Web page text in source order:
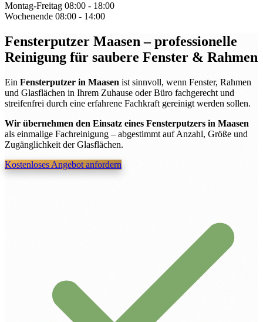
Montag-Freitag 08:00 - 18:00
Wochenende 08:00 - 14:00
Fensterputzer Maasen– professionelle
Reinigung für saubere Fenster & Rahmen
Ein Fensterputzer in Maasen ist sinnvoll, wenn Fenster, Rahmen
und Glasflächen in Ihrem Zuhause oder Büro fachgerecht und
streifenfrei durch eine erfahrene Fachkraft gereinigt werden sollen.
Wir übernehmen den Einsatz eines Fensterputzers in Maasen
als einmalige Fachreinigung – abgestimmt auf Anzahl, Größe und
Zugänglichkeit der Glasflächen.
Kostenloses Angebot anfordern